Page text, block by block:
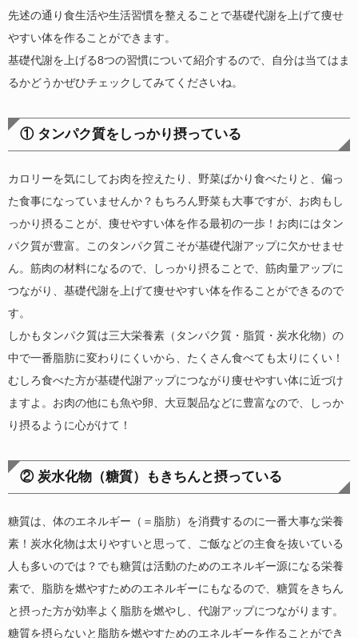
先述の通り食生活や生活習慣を整えることで基礎代謝を上げて痩せ
やすい体を作ることができます。
基礎代謝を上げる8つの習慣について紹介するので、自分は当てはま
るかどうかぜひチェックしてみてくださいね。
① タンパク質をしっかり摂っている
カロリーを気にしてお肉を控えたり、野菜ばかり食べたりと、偏っ
た食事になっていませんか？もちろん野菜も大事ですが、お肉もし
っかり摂ることが、痩せやすい体を作る最初の一歩！お肉にはタン
パク質が豊富。このタンパク質こそが基礎代謝アップに欠かせませ
ん。筋肉の材料になるので、しっかり摂ることで、筋肉量アップに
つながり、基礎代謝を上げて痩せやすい体を作ることができるので
す。
しかもタンパク質は三大栄養素（タンパク質・脂質・炭水化物）の
中で一番脂肪に変わりにくいから、たくさん食べても太りにくい！
むしろ食べた方が基礎代謝アップにつながり痩せやすい体に近づけ
ますよ。お肉の他にも魚や卵、大豆製品などに豊富なので、しっか
り摂るように心がけて！
② 炭水化物（糖質）もきちんと摂っている
糖質は、体のエネルギー（＝脂肪）を消費するのに一番大事な栄養
素！炭水化物は太りやすいと思って、ご飯などの主食を抜いている
人も多いのでは？でも糖質は活動のためのエネルギー源になる栄養
素で、脂肪を燃やすためのエネルギーにもなるので、糖質をきちん
と摂った方が効率よく脂肪を燃やし、代謝アップにつながります。
糖質を摂らないと脂肪を燃やすためのエネルギーを作ることができ